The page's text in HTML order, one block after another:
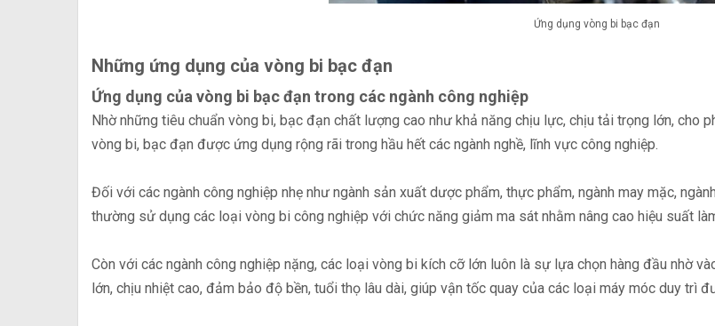
Ứng dụng vòng bi bạc đạn
Những ứng dụng của vòng bi bạc đạn
Ứng dụng của vòng bi bạc đạn trong các ngành công nghiệp
Nhờ những tiêu chuẩn vòng bi, bạc đạn chất lượng cao như khả năng chịu lực, chịu tải trọng lớn, cho
vòng bi, bạc đạn được ứng dụng rộng rãi trong hầu hết các ngành nghề, lĩnh vực công nghiệp.
Đối với các ngành công nghiệp nhẹ như ngành sản xuất dược phẩm, thực phẩm, ngành may mặc,
thường sử dụng các loại vòng bi công nghiệp với chức năng giảm ma sát nhằm nâng cao hiệu suất
Còn với các ngành công nghiệp nặng, các loại vòng bi kích cỡ lớn luôn là sự lựa chọn hàng đầu nhờ
lớn, chịu nhiệt cao, đảm bảo độ bền, tuổi thọ lâu dài, giúp vận tốc quay của các loại máy móc duy trì